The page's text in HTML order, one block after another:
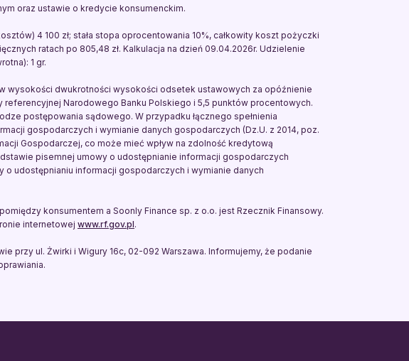
oraz ustawie o kredycie konsumenckim.
4 100 zł; stała stopa oprocentowania 10%, całkowity koszt pożyczki
ratach po 805,48 zł. Kalkulacja na dzień 09.04.2026r. Udzielenie
1 gr.
wysokości dwukrotności wysokości odsetek ustawowych za opóźnienie
Narodowego Banku Polskiego i 5,5 punktów procentowych.
postępowania sądowego. W przypadku łącznego spełnienia
gospodarczych i wymianie danych gospodarczych (Dz.U. z 2014, poz.
Gospodarczej, co może mieć wpływ na zdolność kredytową
pisemnej umowy o udostępnianie informacji gospodarczych
o udostępnianiu informacji gospodarczych i wymianie danych
konsumentem a Soonly Finance sp. z o.o. jest Rzecznik Finansowy.
internetowej www.rf.gov.pl.
przy ul. Żwirki i Wigury 16c, 02-092 Warszawa. Informujemy, że podanie